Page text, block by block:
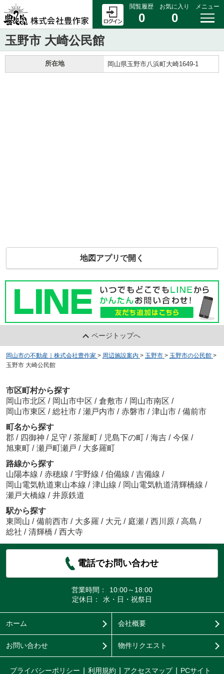
閲覧履歴
0
お気に入り
0
メニュー
玉野市 大崎公民館
所在地 岡山県玉野市八浜町大崎1649-1
地図アプリで開く
ページトップへ
岡山市の不動産｜株式会社豊作家 > 周辺施設案内 > 玉野市 > 玉野市の公民館 >
玉野市 大崎公民館
市区町村から探す
岡山市北区 / 岡山市中区 / 倉敷市 / 岡山市南区 /
岡山市東区 / 総社市 / 瀬戸内市 / 赤磐市 / 津山市 / 備前市
町名から探す
郡 / 四御神 / 足守 / 茶屋町 / 児島下の町 / 海吉 / 今保 /
旭東町 / 瀬戸町瀬戸 / 大多羅町
路線から探す
山陽本線 / 赤穂線 / 宇野線 / 伯備線 / 吉備線 /
岡山電気軌道東山本線 / 津山線 / 岡山電気軌道清輝橋線 /
瀬戸大橋線 / 井原鉄道
駅から探す
東岡山 / 備前西市 / 大多羅 / 大元 / 庭瀬 / 西川原 / 高島 /
総社 / 清輝橋 / 西大寺
電話でお問い合わせ
営業時間：
10:00～18:00
定休日：
水・日・祝祭日
ホーム 会社概要
お問い合わせ 物件リクエスト
プライバシーポリシー 利用規約 アクセスマップ PCサイト